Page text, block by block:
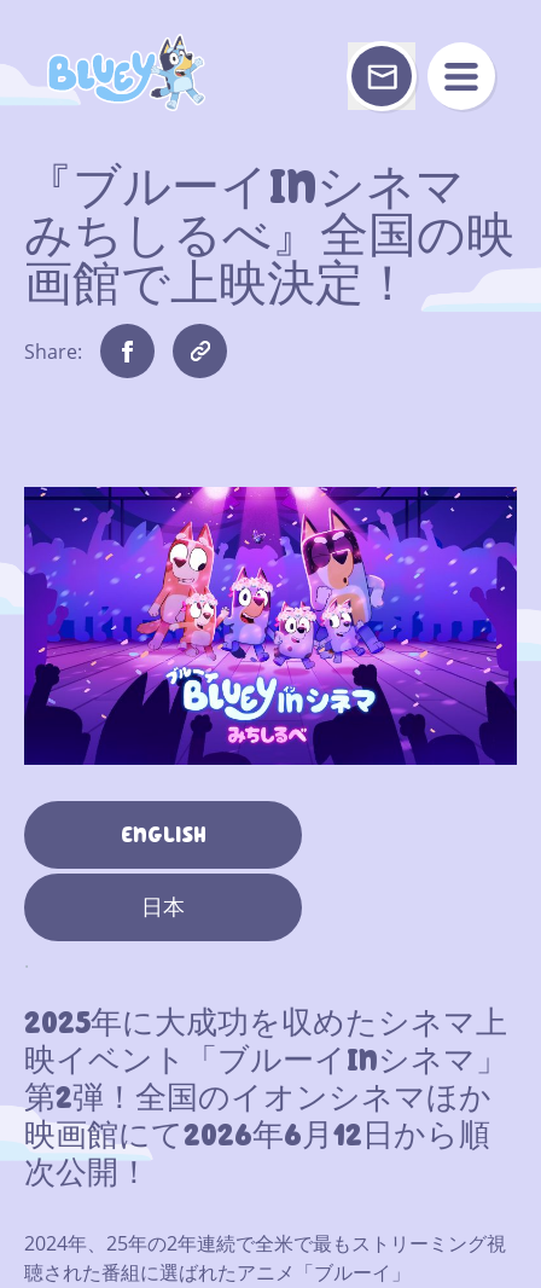
content
『ブルーイinシネマ
みちしるべ』全国の映
画館で上映決定！
Share:
English
日本
.
2025年に大成功を収めたシネマ上
映イベント「ブルーイinシネマ」
第2弾！全国のイオンシネマほか
映画館にて2026年6月12日から順
次公開！
2024年、25年の2年連続で全米で最もストリーミング視
聴された番組に選ばれたアニメ「ブルーイ」